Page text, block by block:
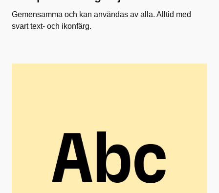
Gemensamma och kan användas av alla. Alltid med
svart text- och ikonfärg.